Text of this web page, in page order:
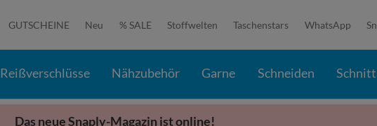
GUTSCHEINE Neu % SALE Stoffwelten Taschenstars WhatsApp
Reißverschlüsse Nähzubehör Garne Schneiden
Das neue Snaply-Magazin ist online!